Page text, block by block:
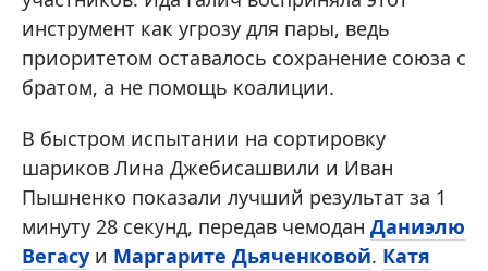
инструмент как угрозу для пары, ведь
приоритетом оставалось сохранение союза с
братом, а не помощь коалиции.
В быстром испытании на сортировку
шариков Лина Джебисашвили и Иван
Пышненко показали лучший результат за 1
минуту 28 секунд, передав чемодан Даниэлю
Вегасу и Маргарите Дьяченковой. Катя